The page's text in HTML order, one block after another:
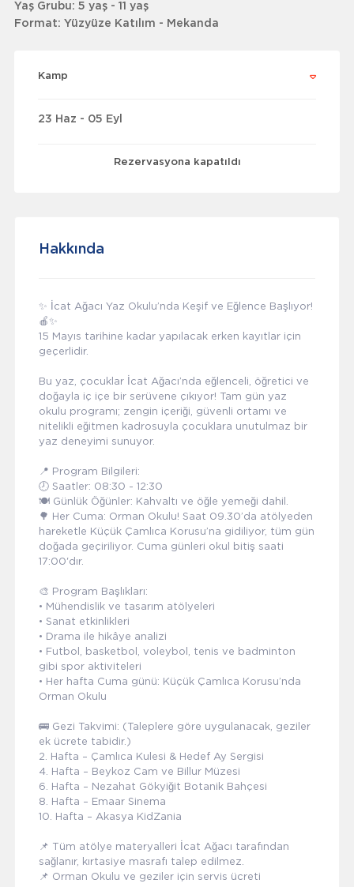
Yaş Grubu: 5 yaş - 11 yaş
Format: Yüzyüze Katılım - Mekanda
Kamp
23 Haz - 05 Eyl
Rezervasyona kapatıldı
Hakkında
✨ İcat Ağacı Yaz Okulu’nda Keşif ve Eğlence Başlıyor!
🍎✨
15 Mayıs tarihine kadar yapılacak erken kayıtlar için
geçerlidir.
Bu yaz, çocuklar İcat Ağacı’nda eğlenceli, öğretici ve
doğayla iç içe bir serüvene çıkıyor! Tam gün yaz
okulu programı; zengin içeriği, güvenli ortamı ve
nitelikli eğitmen kadrosuyla çocuklara unutulmaz bir
yaz deneyimi sunuyor.
📍 Program Bilgileri:
🕗 Saatler: 08:30 - 12:30
🍽️ Günlük Öğünler: Kahvaltı ve öğle yemeği dahil.
🌳 Her Cuma: Orman Okulu! Saat 09.30’da atölyeden
hareketle Küçük Çamlıca Korusu’na gidiliyor, tüm gün
doğada geçiriliyor. Cuma günleri okul bitiş saati
17:00'dır.
🎨 Program Başlıkları:
• Mühendislik ve tasarım atölyeleri
• Sanat etkinlikleri
• Drama ile hikâye analizi
• Futbol, basketbol, voleybol, tenis ve badminton
gibi spor aktiviteleri
• Her hafta Cuma günü: Küçük Çamlıca Korusu’nda
Orman Okulu
🚌 Gezi Takvimi: (Taleplere göre uygulanacak, geziler
ek ücrete tabidir.)
2. Hafta – Çamlıca Kulesi & Hedef Ay Sergisi
4. Hafta – Beykoz Cam ve Billur Müzesi
6. Hafta – Nezahat Gökyiğit Botanik Bahçesi
8. Hafta – Emaar Sinema
10. Hafta – Akasya KidZania
📌 Tüm atölye materyalleri İcat Ağacı tarafından
sağlanır, kırtasiye masrafı talep edilmez.
📌 Orman Okulu ve geziler için servis ücreti